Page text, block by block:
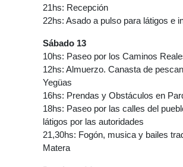
21hs: Recepción
22hs: Asado a pulso para látigos e
Sábado 13
10hs: Paseo por los Caminos
12hs: Almuerzo. Canasta de
Yegüas
16hs: Prendas y Obstáculos en
18hs: Paseo por las calles del
látigos por las autoridades
21,30hs: Fogón, musica y bailes
Matera